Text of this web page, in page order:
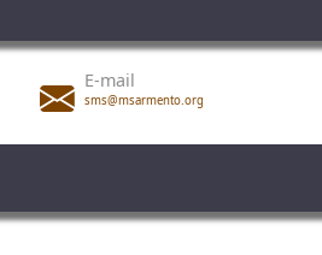
E-mail
sms@msarmento.org